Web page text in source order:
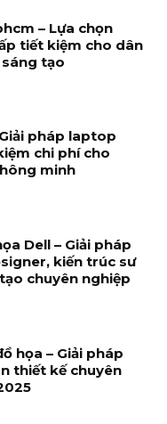
– Lựa chọn
tiết kiệm cho dân
tạo
pháp laptop
chi phí cho
minh
Dell – Giải pháp
kiến trúc sư
chuyên nghiệp
họa – Giải pháp
thiết kế chuyên